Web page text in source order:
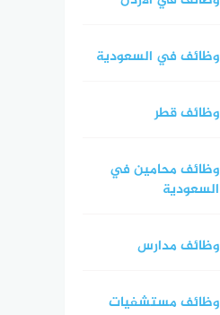
وظائف في السعودية
وظائف قطر
وظائف محامين في
السعودية
وظائف مدارس
وظائف مستشفيات